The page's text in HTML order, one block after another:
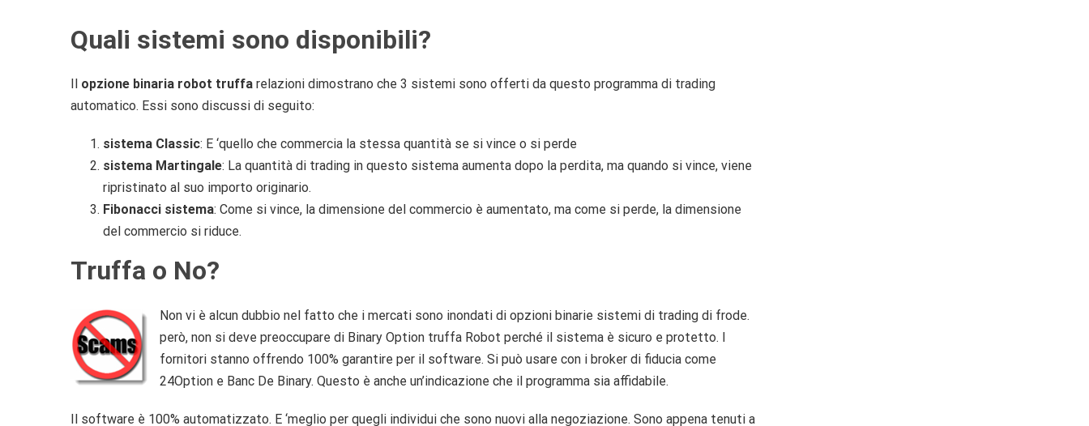
Quali sistemi sono disponibili?
opzione binaria robot truffa relazioni dimostrano che 3 sistemi sono offerti da questo programma di trading
automatico. Essi sono discussi di seguito:
sistema Classic: E ‘quello che commercia la stessa quantità se si vince o si perde
sistema Martingale: La quantità di trading in questo sistema aumenta dopo la perdita, ma quando si vince, viene
ripristinato al suo importo originario.
Fibonacci sistema: Come si vince, la dimensione del commercio è aumentato, ma come si perde, la dimensione
del commercio si riduce.
Truffa o No?
Non vi è alcun dubbio nel fatto che i mercati sono inondati di opzioni binarie sistemi di trading di frode.
però, non si deve preoccupare di Binary Option truffa Robot perché il sistema è sicuro e protetto. I
fornitori stanno offrendo 100% garantire per il software. Si può usare con i broker di fiducia come
24Option e Banc De Binary. Questo è anche un’indicazione che il programma sia affidabile.
Il software è 100% automatizzato. E ‘meglio per quegli individui che sono nuovi alla negoziazione. Sono appena tenuti a